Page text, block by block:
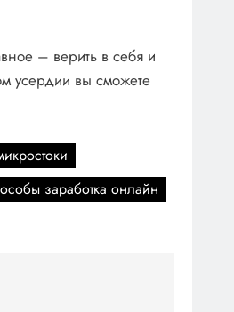
– верить в себя и
усердии вы сможете
заработка онлайн